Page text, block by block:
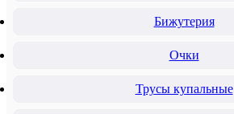
Бижутерия
Очки
Трусы купальные